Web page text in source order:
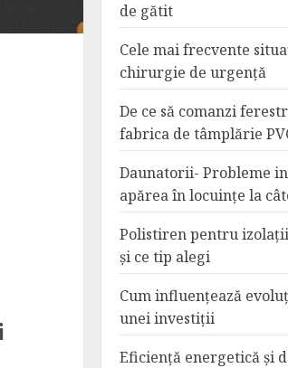
de gătit
Cele mai frecvente
chirurgie de urgență
De ce să comanzi
fabrica de tâmplărie
Daunatorii- Probleme
apărea în locuințe la
Polistiren pentru
și ce tip alegi
Cum influențează
unei investiții
Eficiență energetică și